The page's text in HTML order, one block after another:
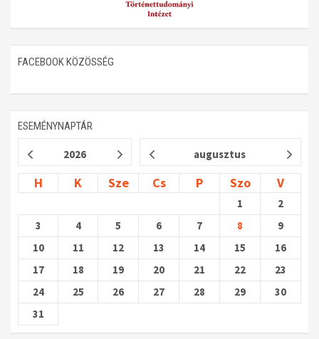
FACEBOOK KÖZÖSSÉG
ESEMÉNYNAPTÁR
2026 augusztus
H K Sze Cs P Szo V
1
2
3
4 5 6 7 8
9
10
11 12 13 14 15
16
17
18 19 20 21 22
23
24
25 26 27 28 29
30
31